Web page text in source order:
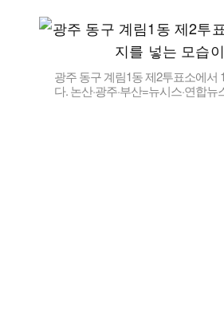
광주 동구 계림1동 제2투표소에
다. 논산·광주·부산=뉴시스·연합뉴